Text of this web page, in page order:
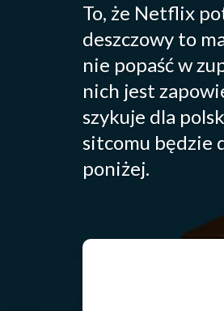
To, że Netflix
deszczowy to
nie popaść w
nich jest
szykuje dla
sitcomu będzie
poniżej.